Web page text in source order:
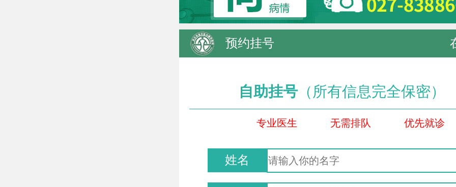
预约挂号
自助挂号 （所有信息完全保密）
专业医生 无需排队 优先就诊
姓名